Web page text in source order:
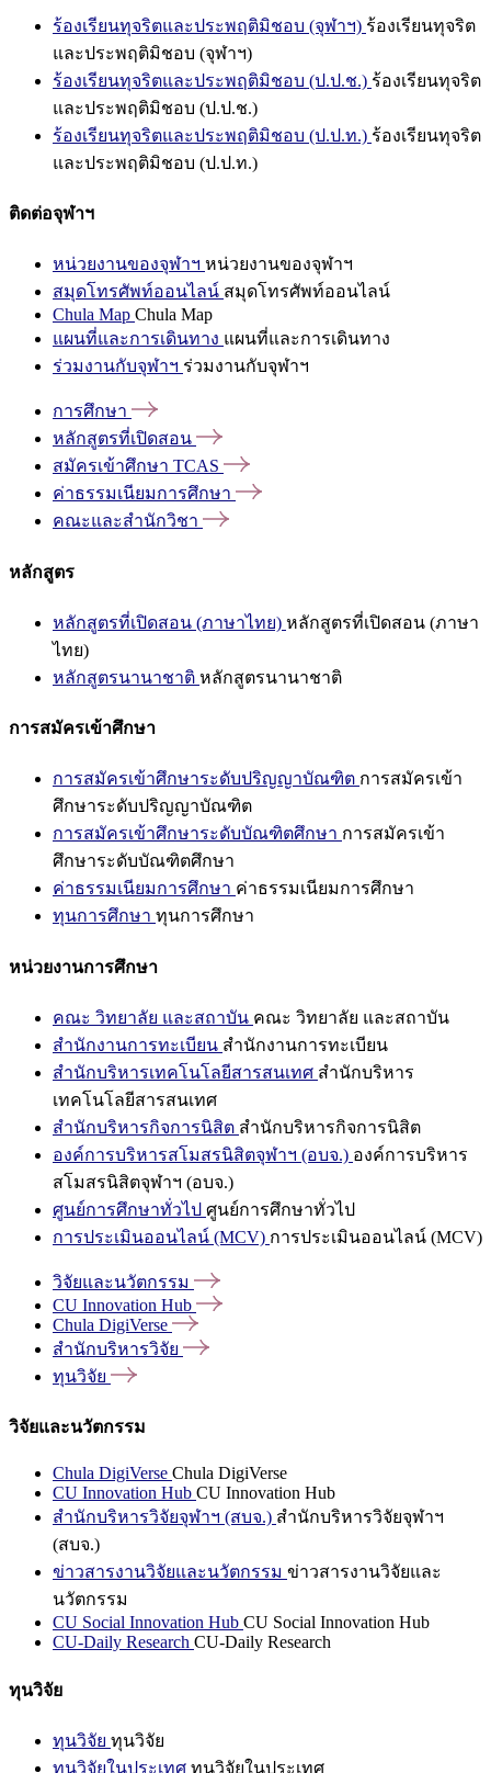
ร้องเรียนทุจริตและประพฤติมิชอบ (จุฬาฯ) ร้องเรียนทุจริต
และประพฤติมิชอบ (จุฬาฯ)
ร้องเรียนทุจริตและประพฤติมิชอบ (ป.ป.ช.) ร้องเรียนทุจริต
และประพฤติมิชอบ (ป.ป.ช.)
ร้องเรียนทุจริตและประพฤติมิชอบ (ป.ป.ท.) ร้องเรียนทุจริต
และประพฤติมิชอบ (ป.ป.ท.)
ติดต่อจุฬาฯ
หน่วยงานของจุฬาฯ หน่วยงานของจุฬาฯ
สมุดโทรศัพท์ออนไลน์ สมุดโทรศัพท์ออนไลน์
Chula Map Chula Map
แผนที่และการเดินทาง แผนที่และการเดินทาง
ร่วมงานกับจุฬาฯ ร่วมงานกับจุฬาฯ
การศึกษา
หลักสูตรที่เปิดสอน
สมัครเข้าศึกษา TCAS
ค่าธรรมเนียมการศึกษา
คณะและสำนักวิชา
หลักสูตร
หลักสูตรที่เปิดสอน (ภาษาไทย) หลักสูตรที่เปิดสอน (ภาษา
ไทย)
หลักสูตรนานาชาติ หลักสูตรนานาชาติ
การสมัครเข้าศึกษา
การสมัครเข้าศึกษาระดับปริญญาบัณฑิต การสมัครเข้า
ศึกษาระดับปริญญาบัณฑิต
การสมัครเข้าศึกษาระดับบัณฑิตศึกษา การสมัครเข้า
ศึกษาระดับบัณฑิตศึกษา
ค่าธรรมเนียมการศึกษา ค่าธรรมเนียมการศึกษา
ทุนการศึกษา ทุนการศึกษา
หน่วยงานการศึกษา
คณะ วิทยาลัย และสถาบัน คณะ วิทยาลัย และสถาบัน
สำนักงานการทะเบียน สำนักงานการทะเบียน
สำนักบริหารเทคโนโลยีสารสนเทศ สำนักบริหาร
เทคโนโลยีสารสนเทศ
สำนักบริหารกิจการนิสิต สำนักบริหารกิจการนิสิต
องค์การบริหารสโมสรนิสิตจุฬาฯ (อบจ.) องค์การบริหาร
สโมสรนิสิตจุฬาฯ (อบจ.)
ศูนย์การศึกษาทั่วไป ศูนย์การศึกษาทั่วไป
การประเมินออนไลน์ (MCV) การประเมินออนไลน์ (MCV)
วิจัยและนวัตกรรม
CU Innovation Hub
Chula DigiVerse
สำนักบริหารวิจัย
ทุนวิจัย
วิจัยและนวัตกรรม
Chula DigiVerse Chula DigiVerse
CU Innovation Hub CU Innovation Hub
สำนักบริหารวิจัยจุฬาฯ (สบจ.) สำนักบริหารวิจัยจุฬาฯ
(สบจ.)
ข่าวสารงานวิจัยและนวัตกรรม ข่าวสารงานวิจัยและ
นวัตกรรม
CU Social Innovation Hub CU Social Innovation Hub
CU-Daily Research CU-Daily Research
ทุนวิจัย
ทุนวิจัย ทุนวิจัย
ทุนวิจัยในประเทศ ทุนวิจัยในประเทศ